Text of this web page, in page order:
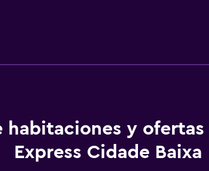
Se ofrece servicio de limpieza a petición.
habitaciones y ofertas
Express Cidade Baixa